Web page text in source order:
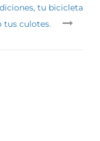
tu bicicleta
tus culotes.